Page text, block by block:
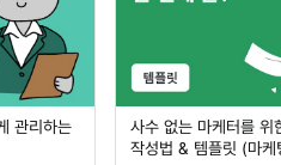
관리하는
사수 없는 마케터를 위
작성법 & 템플릿 (마